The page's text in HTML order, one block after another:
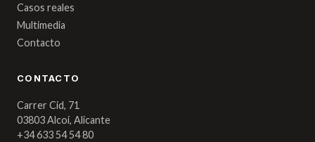
Casos reales
Multimedia
Contacto
CONTACTO
Carrer Cid, 71
03803 Alcoi, Alicante
+34 633 54 54 80